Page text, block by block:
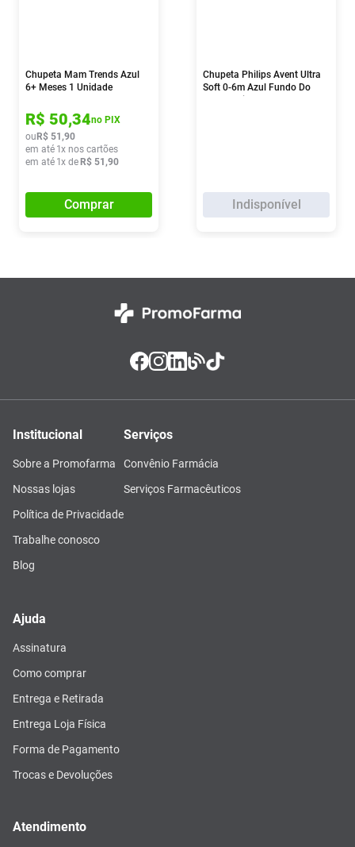
Chupeta Mam Trends Azul
6+ Meses 1 Unidade
R$ 50,34no PIX
ou R$ 51 ,90
em até 1x nos cartões
em até 1x de R$ 51 ,90
Comprar
Chupeta Philips Avent Ultra
Soft 0-6m Azul Fundo Do
Indisponível
Institucional
Sobre a Promofarma
Nossas lojas
Política de Privacidade
Trabalhe conosco
Blog
Serviços
Convênio Farmácia
Serviços Farmacêuticos
Ajuda
Assinatura
Como comprar
Entrega e Retirada
Entrega Loja Física
Forma de Pagamento
Trocas e Devoluções
Atendimento